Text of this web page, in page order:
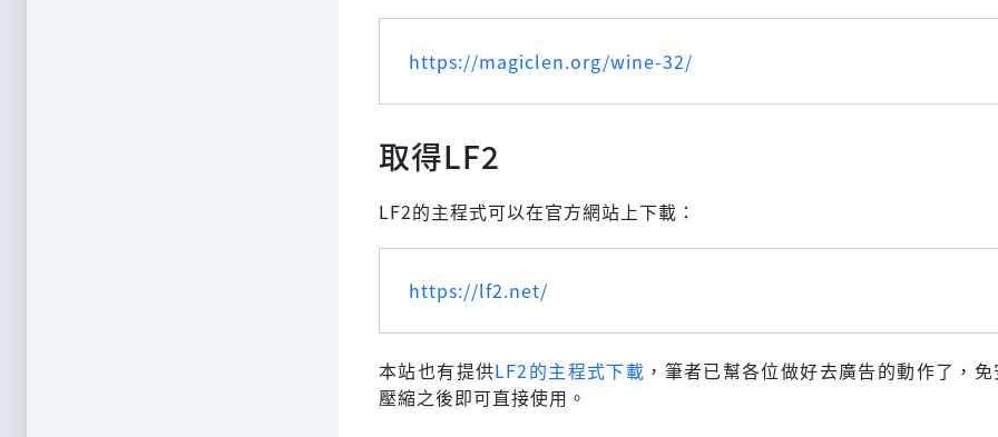
https://magiclen.org/wine-32/
取得LF2
LF2的主程式可以在官方網站上下載：
https://lf2.net/
本站也有提供LF2的主程式下載 ，筆者已幫各位做好去廣告的動作了，
壓縮之後即可直接使用。